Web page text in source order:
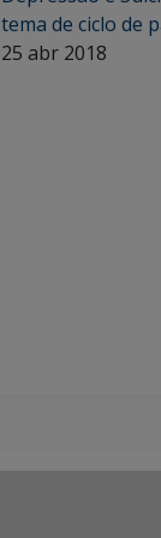
tema de ciclo de
25 abr 2018